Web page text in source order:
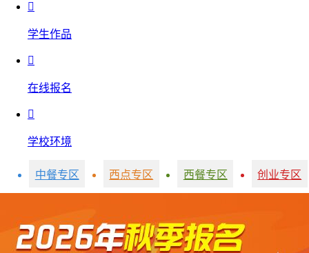

学生作品

在线报名

学校环境
中餐专区 西点专区 西餐专区 创业专区